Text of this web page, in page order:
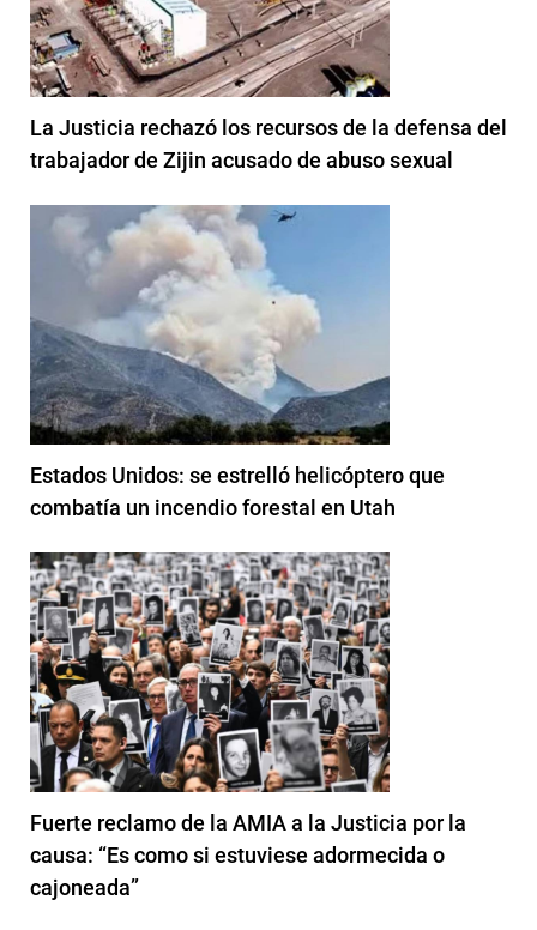
La Justicia rechazó los recursos de la defensa del
trabajador de Zijin acusado de abuso sexual
Estados Unidos: se estrelló helicóptero que
combatía un incendio forestal en Utah
Fuerte reclamo de la AMIA a la Justicia por la
causa: “Es como si estuviese adormecida o
cajoneada”